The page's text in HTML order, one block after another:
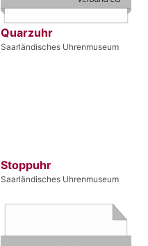
Quarzuhr
Saarländisches Uhrenmuseum
Stoppuhr
Saarländisches Uhrenmuseum